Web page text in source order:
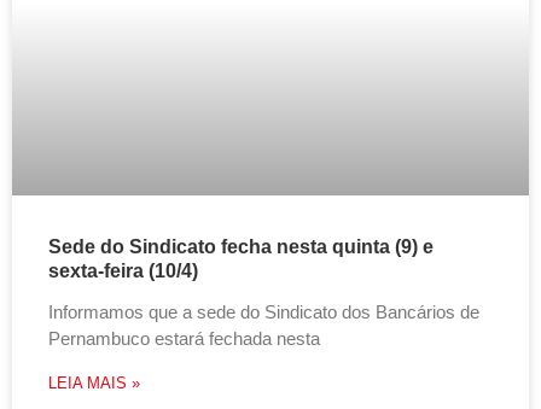
Sede do Sindicato fecha nesta quinta (9) e
sexta-feira (10/4)
Informamos que a sede do Sindicato dos Bancários de
Pernambuco estará fechada nesta
LEIA MAIS »